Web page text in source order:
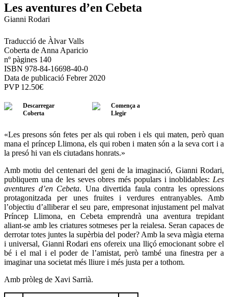
Les aventures d’en Cebeta
Gianni Rodari
Traducció de Àlvar Valls
Coberta de Anna Aparicio
nº pàgines 140
ISBN 978-84-16698-40-0
Data de publicació Febrer 2020
PVP 12.50€
Descarregar
Coberta
Comença a
Llegir
«Les presons són fetes per als qui roben i els qui maten, però quan
mana el príncep Llimona, els qui roben i maten són a la seva cort i a
la presó hi van els ciutadans honrats.»
Amb motiu del centenari del geni de la imaginació, Gianni Rodari,
publiquem una de les seves obres més populars i inoblidables: Les
aventures d’en Cebeta. Una divertida faula contra les opressions
protagonitzada per unes fruites i verdures entranyables. Amb
l’objectiu d’alliberar el seu pare, empresonat injustament pel malvat
Príncep Llimona, en Cebeta emprendrà una aventura trepidant
aliant-se amb les criatures sotmeses per la reialesa. Seran capaces de
derrotar totes juntes la supèrbia del poder? Amb la seva màgia eterna
i universal, Gianni Rodari ens ofereix una lliçó emocionant sobre el
bé i el mal i el poder de l’amistat, però també una finestra per a
imaginar una societat més lliure i més justa per a tothom.
Amb pròleg de Xavi Sarrià.